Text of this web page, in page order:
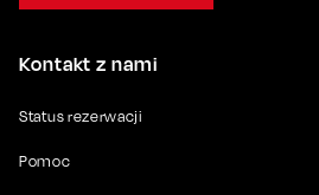
Kontakt z nami
Status rezerwacji
Pomoc